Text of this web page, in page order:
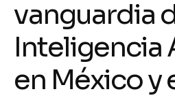
vanguardia
Inteligencia
en México y